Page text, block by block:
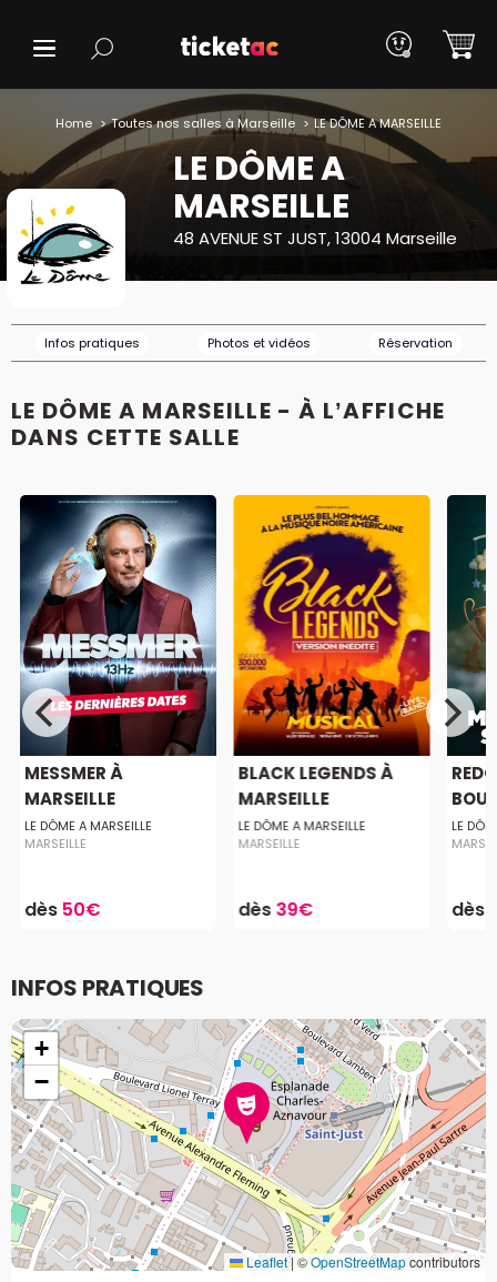
Home Toutes nos salles à Marseille LE DÔME A MARSEILLE
LE DÔME A
MARSEILLE
48 AVENUE ST JUST, 13004 Marseille
Infos pratiques Photos et vidéos Réservation
LE DÔME A MARSEILLE - À L’AFFICHE
DANS CETTE SALLE
MESSMER À
MARSEILLE
LE DÔME A MARSEILLE
MARSEILLE
dès 50€
BLACK LEGENDS À
MARSEILLE
LE DÔME A MARSEILLE
MARSEILLE
dès39€
LE
dès
INFOS PRATIQUES
+
−
Leaflet|©OpenStreetMapcontributors